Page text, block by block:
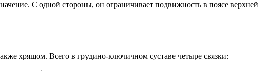
С одной стороны, он ограничивает подвижность в поясе верхней
хрящом. Всего в грудино-ключичном суставе четыре связки: